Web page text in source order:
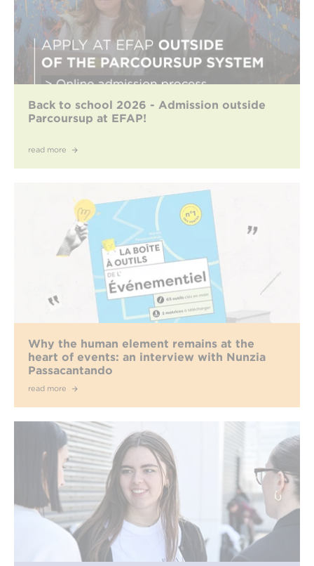
Back to school 2026 - Admission outside
Parcoursup at EFAP!
read more
Why the human element remains at the
heart of events: an interview with Nunzia
Passacantando
read more